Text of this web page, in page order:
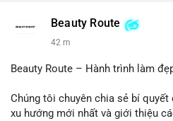
Beauty Route
43 m
Beauty Route – Hành trình làm
Chúng tôi chuyên chia sẻ bí
xu hướng mới nhất và giới thiệu